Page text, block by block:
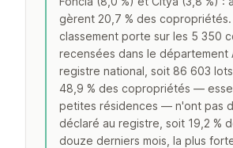
gèrent 20,7 % des copropriétés.
classement porte sur les 5 350
recensées dans le département
registre national, soit 86 603
48,9 % des copropriétés —
petites résidences — n'ont pas
déclaré au registre, soit 19,2 %
douze derniers mois, la plus